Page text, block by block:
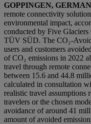
GOPPINGEN,
remote connectivity
environmental impact,
conducted by Five
TÜV SÜD. The CO₂-
users and customers
of CO₂ emissions in 2022
travel through remote
between 15.6 and 44.8
calculated in consultation
realistic travel assumptions
travelers or the chosen
avoidance of around 41
amount of avoided